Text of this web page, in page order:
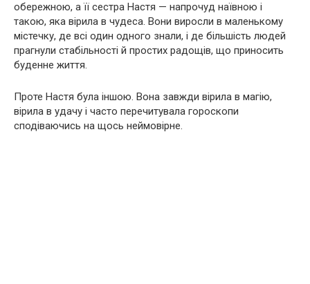
обережною, а її сестра Настя — напрочуд наївною і
такою, яка вірила в чудеса. Вони виросли в маленькому
містечку, де всі один одного знали, і де більшість людей
прагнули стабільності й простих радощів, що приносить
буденне життя.
Проте Настя була іншою. Вона завжди вірила в магію,
вірила в удачу і часто перечитувала гороскопи
сподіваючись на щось неймовірне.